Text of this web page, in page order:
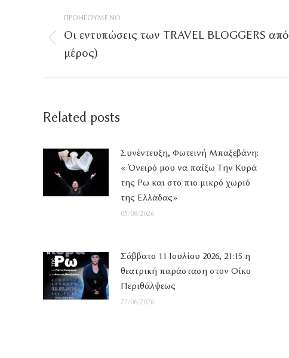
Post
navigation
ΠΡΟΗΓΟΎΜΕΝΟ
άρθρο
Οι εντυπώσεις των TRAVEL BLOGGERS
μέρος)
Related posts
Συνέντευξη, Φωτεινή Μπαξεβάνη:
« Όνειρό μου να παίξω Την Κυρά
της Ρω και στο πιο μικρό χωριό
της Ελλάδας»
05/08/2026
Σάββατο 11 Ιουλίου 2026, 21:15 η
θεατρική παράσταση στον Οίκο
Περιθάλψεως
27/06/2026